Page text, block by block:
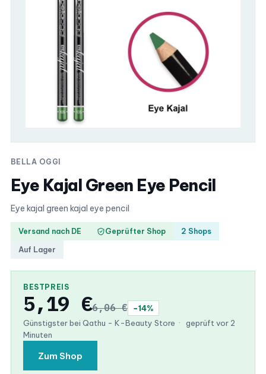
BELLA OGGI
Eye Kajal Green Eye Pencil
Eye kajal green kajal eye pencil
Versand nach DE Geprüfter Shop
2 Shops
Auf Lager
BESTPREIS
5,19 €6,06 €
−14%
Günstigster bei Qathu - K-Beauty Store ·
geprüft vor 2
Minuten
Zum Shop